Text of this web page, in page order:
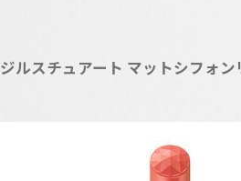
ジルスチュアート マットシフォン